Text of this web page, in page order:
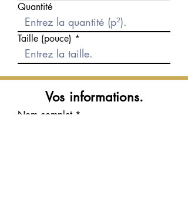
Quantité
Taille (pouce)
Vos informations.
Nom complet